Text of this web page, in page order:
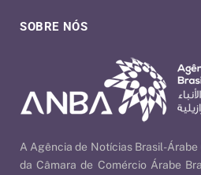
SOBRE NÓS
A Agência de Notícias Brasil-Árabe
da Câmara de Comércio Árabe